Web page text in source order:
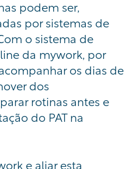
podem ser,
por sistemas de
o sistema de
da mywork, por
os dias de
dos
rotinas antes e
do PAT na
e aliar esta